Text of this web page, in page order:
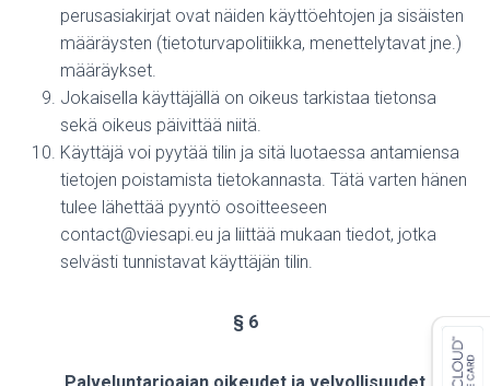
perusasiakirjat ovat näiden käyttöehtojen ja sisäisten
määräysten (tietoturvapolitiikka, menettelytavat jne.)
määräykset.
Jokaisella käyttäjällä on oikeus tarkistaa tietonsa
sekä oikeus päivittää niitä.
Käyttäjä voi pyytää tilin ja sitä luotaessa antamiensa
tietojen poistamista tietokannasta. Tätä varten hänen
tulee lähettää pyyntö osoitteeseen
contact@viesapi.eu ja liittää mukaan tiedot, jotka
selvästi tunnistavat käyttäjän tilin.
§ 6